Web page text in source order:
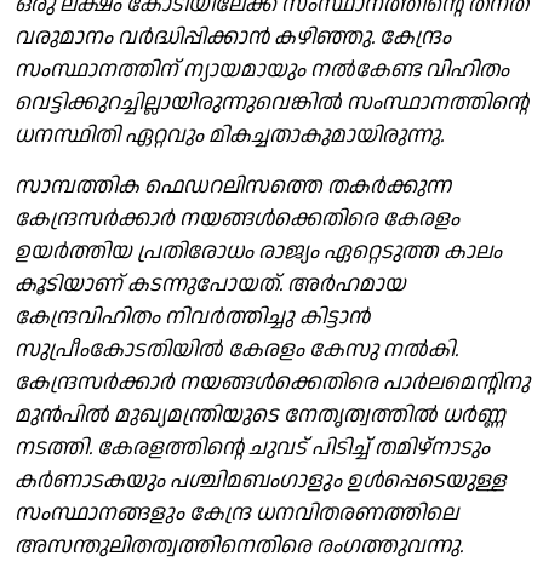
വരുമാനം വർദ്ധിപ്പിക്കാൻ കഴിഞ്ഞു. കേന്ദ്രം
സംസ്ഥാനത്തിന് ന്യായമായും നൽകേണ്ട വിഹിതം
വെട്ടിക്കുറച്ചില്ലായിരുന്നുവെങ്കിൽ സംസ്ഥാനത്തിന്റെ
ധനസ്ഥിതി ഏറ്റവും മികച്ചതാകുമായിരുന്നു.
സാമ്പത്തിക ഫെഡറലിസത്തെ തകർക്കുന്ന
കേന്ദ്രസർക്കാർ നയങ്ങൾക്കെതിരെ കേരളം
ഉയർത്തിയ പ്രതിരോധം രാജ്യം ഏറ്റെടുത്ത കാലം
കൂടിയാണ് കടന്നുപോയത്. അർഹമായ
കേന്ദ്രവിഹിതം നിവർത്തിച്ചു കിട്ടാൻ
സുപ്രീംകോടതിയിൽ കേരളം കേസു നൽകി.
കേന്ദ്രസർക്കാർ നയങ്ങൾക്കെതിരെ പാർലമെന്റിനു
മുൻപിൽ മുഖ്യമന്ത്രിയുടെ നേതൃത്വത്തിൽ ധർണ്ണ
നടത്തി. കേരളത്തിന്റെ ചുവട് പിടിച്ച് തമിഴ്നാടും
കർണാടകയും പശ്ചിമബംഗാളും ഉൾപ്പെടെയുള്ള
സംസ്ഥാനങ്ങളും കേന്ദ്ര ധനവിതരണത്തിലെ
അസന്തുലിതത്വത്തിനെതിരെ രംഗത്തുവന്നു.